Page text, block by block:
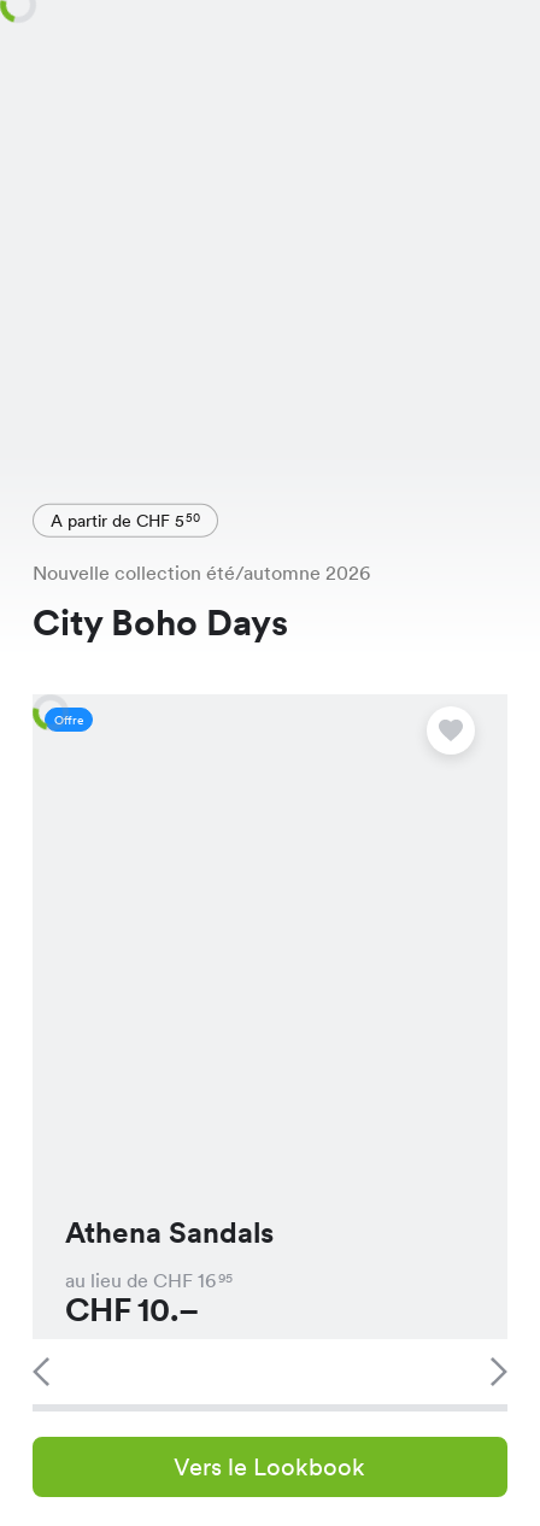
A partir de CHF 550
Nouvelle collection été/automne 2026
City Boho Days
Offre
Athena Sandals
au lieu de CHF 1695
CHF10.–
Vers le Lookbook